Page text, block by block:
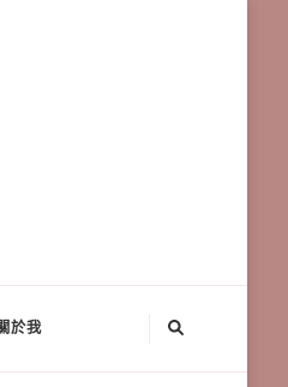
於我